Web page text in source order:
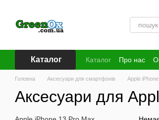
Каталог Каталог Про нас
Головна Аксесуари для смартфонів Apple iPhone
Аксесуари для